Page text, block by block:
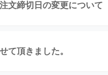
文締切日の変更について
て頂きました。